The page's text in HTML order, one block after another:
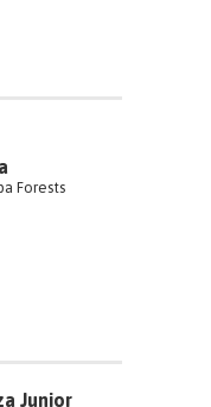
Forests
Junior